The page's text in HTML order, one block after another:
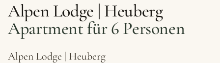
Alpen Lodge | Heuberg
Apartment für 6 Personen
Alpen Lodge | Heuberg